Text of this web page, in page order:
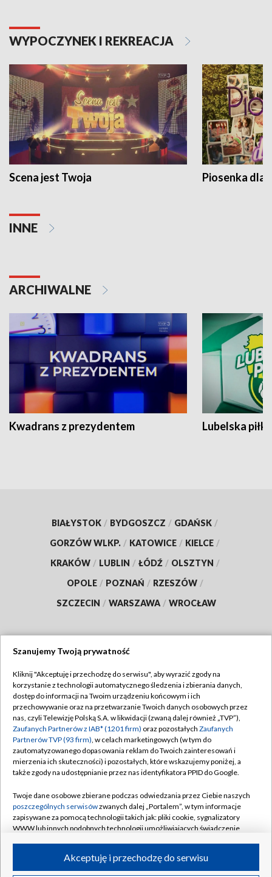
WYPOCZYNEK I REKREACJA
Scena jest Twoja Piosenka dla
INNE
ARCHIWALNE
Kwadrans z prezydentem Lubelska piłka
BIAŁYSTOK / BYDGOSZCZ / GDAŃSK /
GORZÓW WLKP. / KATOWICE / KIELCE /
KRAKÓW / LUBLIN / ŁÓDŹ / OLSZTYN /
OPOLE / POZNAŃ / RZESZÓW /
SZCZECIN / WARSZAWA / WROCŁAW
TVP
Abonament TVP
Emisja w TVP
Centrum informacji TVP
Naziemna Telewizja Cyfrowa
Rada Programowa
System NOS
Informacje o nadawcy
Program dla prasy
Regulamin TVP
Polityka prywatności
Moje zgody
Pomoc
Kontakt
Kanały
Szanujemy Twoją prywatność
Kliknij "Akceptuję i przechodzę do serwisu", aby wyrazić zgody na
korzystanie z technologii automatycznego śledzenia i zbierania danych,
dostęp do informacji na Twoim urządzeniu końcowym i ich
przechowywanie oraz na przetwarzanie Twoich danych osobowych przez
nas, czyli Telewizję Polską S.A. w likwidacji (zwaną dalej również „TVP”),
Zaufanych Partnerów z IAB* (1201 firm) oraz pozostałych Zaufanych
Partnerów TVP (93 firm), w celach marketingowych (w tym do
zautomatyzowanego dopasowania reklam do Twoich zainteresowań i
mierzenia ich skuteczności) i pozostałych, które wskazujemy poniżej, a
także zgody na udostępnianie przez nas identyfikatora PPID do Google.
Twoje dane osobowe zbierane podczas odwiedzania przez Ciebie naszych
poszczególnych serwisówzwanych dalej „Portalem”, w tym informacje
zapisywane za pomocą technologii takich jak: pliki cookie, sygnalizatory
WWW lub innych podobnych technologii umożliwiających świadczenie
ruchu w Internecie.Akceptuję i przechodzę do serwisu